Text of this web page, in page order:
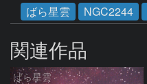
ばら星雲
NGC2244
関連作品
ばら星雲